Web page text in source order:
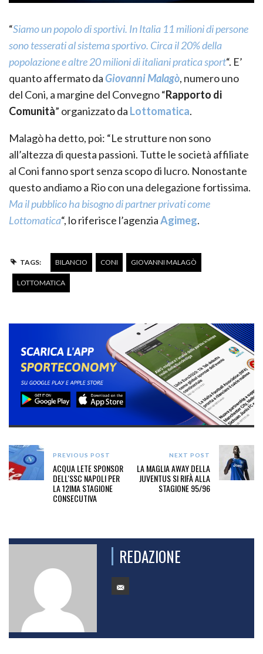
“Siamo un popolo di sportivi. In Italia 11 milioni di persone
sono tesserati al sistema sportivo. Circa il 20% della
popolazione e altre 20 milioni di italiani pratica sport“. E’
quanto affermato daGiovanni Malagò, numero uno
del Coni, a margine del Convegno “Rapporto di
Comunità” organizzato da Lottomatica.
Malagò ha detto, poi: “Le strutture non sono
all’altezza di questa passioni. Tutte le società affiliate
al Coni fanno sport senza scopo di lucro. Nonostante
questo andiamo a Rio con una delegazione fortissima.
Ma il pubblico ha bisogno di partner privati come
Lottomatica“, lo riferisce l’agenziaAgimeg.
TAGS: BILANCIO CONI GIOVANNI MALAGÒ
LOTTOMATICA
PREVIOUS POST
ACQUA LETE SPONSOR
DELL'SSC NAPOLI PER
LA 12IMA STAGIONE
CONSECUTIVA
NEXT POST
LA MAGLIA AWAY DELLA
JUVENTUS SI RIFÀ ALLA
STAGIONE 95/96
REDAZIONE